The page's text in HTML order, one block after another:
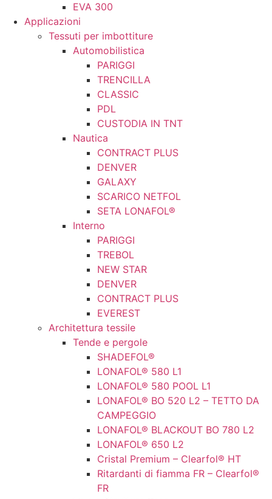
EVA 300
Applicazioni
Tessuti per imbottiture
Automobilistica
PARIGGI
TRENCILLA
CLASSIC
PDL
CUSTODIA IN TNT
Nautica
CONTRACT PLUS
DENVER
GALAXY
SCARICO NETFOL
SETA LONAFOL®
Interno
PARIGGI
TREBOL
NEW STAR
DENVER
CONTRACT PLUS
EVEREST
Architettura tessile
Tende e pergole
SHADEFOL®
LONAFOL® 580 L1
LONAFOL® 580 POOL L1
LONAFOL® BO 520 L2 – TETTO DA
CAMPEGGIO
LONAFOL® BLACKOUT BO 780 L2
LONAFOL® 650 L2
Cristal Premium – Clearfol® HT
Ritardanti di fiamma FR – Clearfol®
FR